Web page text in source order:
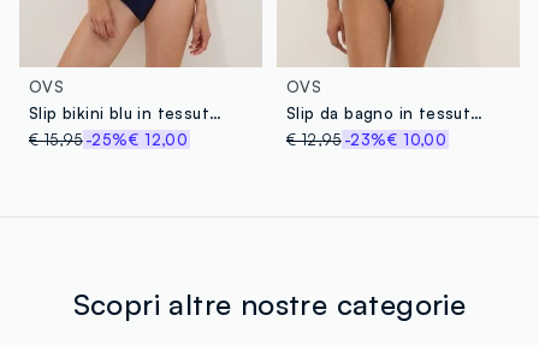
OVS
Slip bikini blu in tessuto elasticizzato con laccetti laterali
€ 15,95-25%€ 12,00
OVS
Slip da bagno in tessuto elasticizzato nero con pieghe laterali
€ 12,95 -23%€ 10,00
Scopri altre nostre categorie